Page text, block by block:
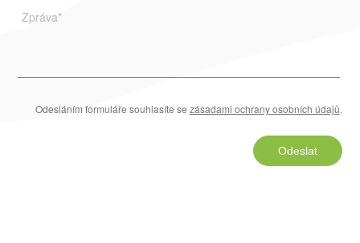
Zpráva*
Odesláním formuláře souhlasíte se zásadami ochrany osobních údajů.
Odeslat